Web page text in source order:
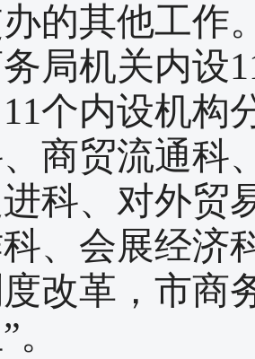
的其他工作
局机关内设
个内设机构
商贸流通科
科、对外贸
、会展经济
改革，市商